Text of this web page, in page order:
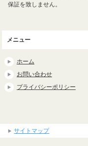
保証を致しません。
メニュー
ホーム
お問い合わせ
プライバシーポリシー
サイトマップ